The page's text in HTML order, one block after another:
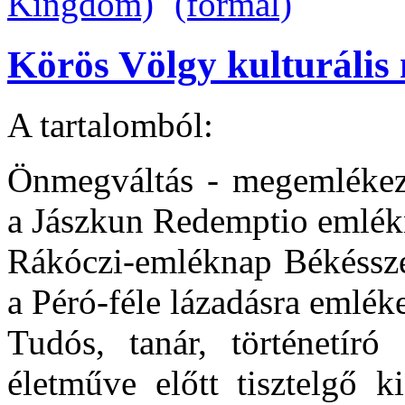
Körös Völgy kulturális
A tartalomból:
Önmegváltás -
a Jászkun Redemptio
Rákóczi-emléknap
a Péró-féle lázadásra
Tudós, tanár,
életműve előtt tisztelgő